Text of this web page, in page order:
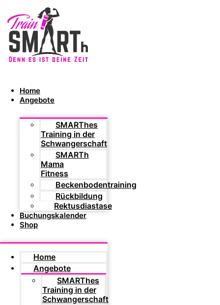
Home
Angebote
SMARThes
Training in der
Schwangerschaft
SMARTh
Mama
Fitness
Beckenbodentraining
Rückbildung
Rektusdiastase
Buchungskalender
Shop
Home
Angebote
SMARThes
Training in der
Schwangerschaft